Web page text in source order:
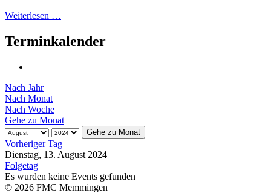
Weiterlesen …
Terminkalender
Nach Jahr
Nach Monat
Nach Woche
Gehe zu Monat
Gehe zu Monat
Vorheriger Tag
Dienstag, 13. August 2024
Folgetag
Es wurden keine Events gefunden
© 2026 FMC Memmingen